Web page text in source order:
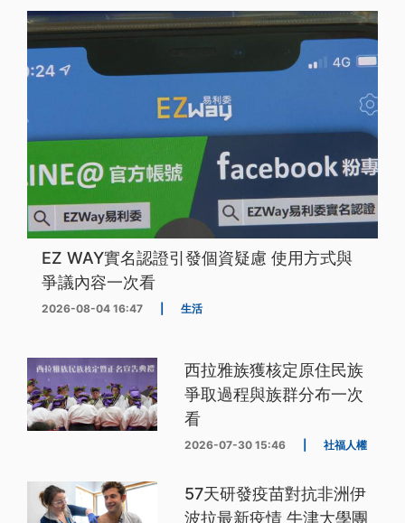
EZ WAY實名認證引發個資疑慮 使用方式與
爭議內容一次看
2026-08-04 16:47 生活
西拉雅族獲核定原住民族
爭取過程與族群分布一次
看
2026-07-30 15:46 社福人權
57天研發疫苗對抗非洲伊
波拉最新疫情 牛津大學團